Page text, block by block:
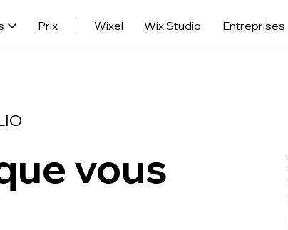
Prix Wixel Wix Studio Entreprises
vous